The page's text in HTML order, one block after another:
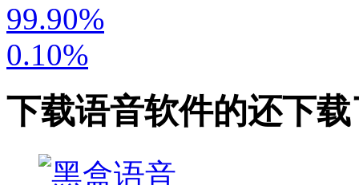
99.90%
0.10%
下载语音软件的还下载